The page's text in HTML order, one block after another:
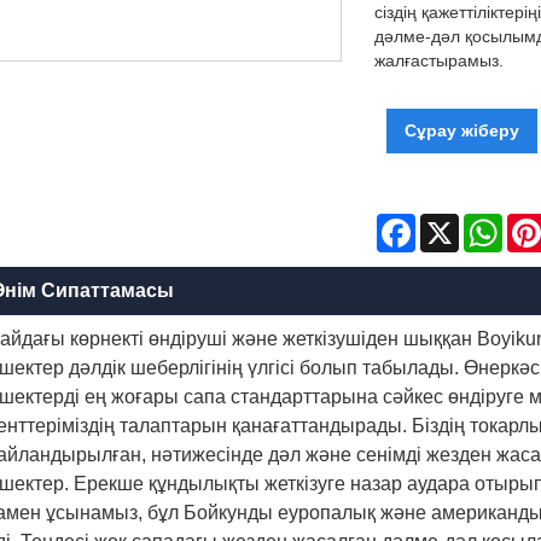
сіздің
дәлме-дәл
жалғастырамыз.
Сұрау жіберу
Facebook
X
Сипаттамасы
көрнекті өндіруші және жеткізушіден шыққан
дәлдік шеберлігінің үлгісі болып табылады.
ең жоғары сапа стандарттарына сәйкес өндіруге
талаптарын қанағаттандырады. Біздің
нәтижесінде дәл және сенімді жезден
Ерекше құндылықты жеткізуге назар аудара отырып,
ұсынамыз, бұл Бойкунды еуропалық және